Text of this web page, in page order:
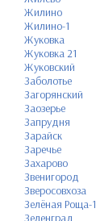
Жилино
Жилино-1
Жуковка
Жуковка 21
Жуковский
Заболотье
Загорянский
Заозерье
Запрудня
Зарайск
Заречье
Захарово
Звенигород
Зверосовхоза
Зелёная Роща-1
Зеленград